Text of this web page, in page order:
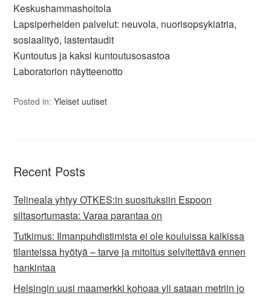
Keskushammashoitola
Lapsiperheiden palvelut: neuvola, nuorisopsykiatria,
sosiaalityö, lastentaudit
Kuntoutus ja kaksi kuntoutusosastoa
Laboratorion näytteenotto
Posted in:Yleiset uutiset
Recent Posts
Telineala yhtyy OTKES:in suosituksiin Espoon
siltasortumasta: Varaa parantaa on
Tutkimus: Ilmanpuhdistimista ei ole kouluissa kaikissa
tilanteissa hyötyä – tarve ja mitoitus selvitettävä ennen
hankintaa
Helsingin uusi maamerkki kohoaa yli sataan metriin jo